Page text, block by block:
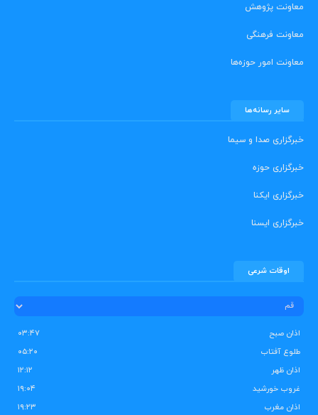
معاونت پژوهش
معاونت فرهنگی
معاونت امور حوزه‌ها
سایر رسانه‌ها
خبرگزاری صدا و سیما
خبرگزاری حوزه
خبرگزاری ایکنا
خبرگزاری ایسنا
اوقات شرعی
اذان صبح
۰۳:۴۷
طلوع آفتاب
۰۵:۲۰
اذان ظهر
۱۲:۱۲
غروب خورشید
۱۹:۰۴
اذان مغرب
۱۹:۲۳